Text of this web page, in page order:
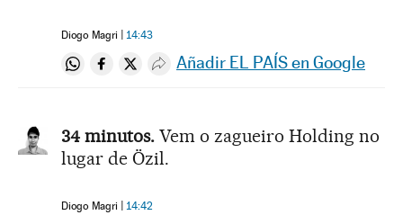
Diogo Magri 14:43
Compartir en Whatsapp
Compartir en Facebook
Compartir en Twitter
Desplegar Redes Sociales
Añadir EL PAÍS en Google
34 minutos. Vem o zagueiro Holding no
lugar de Özil.
Diogo Magri 14:42